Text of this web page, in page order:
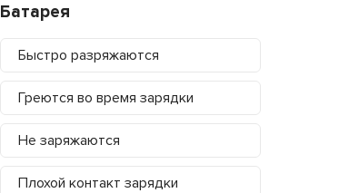
Батарея
Быстро разряжаются
Греются во время зарядки
Не заряжаются
Плохой контакт зарядки